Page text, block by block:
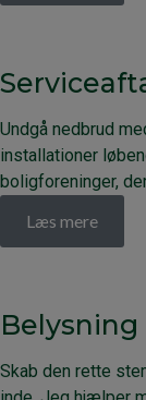
Undgå nedbrud
installationer
boligforeninger,
Læs mere
Belysning
Skab den rette